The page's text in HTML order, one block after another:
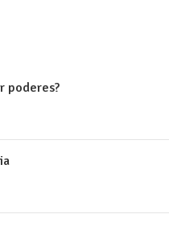
poderes?